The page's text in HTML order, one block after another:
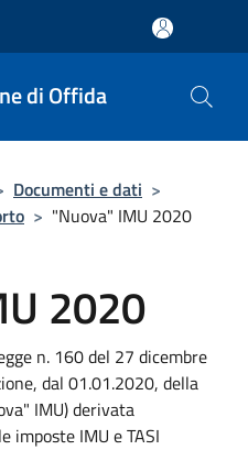
di Offida
Documenti e dati >
> "Nuova" IMU 2020
2020
n. 160 del 27 dicembre
dal 01.01.2020, della
IMU) derivata
imposte IMU e TASI